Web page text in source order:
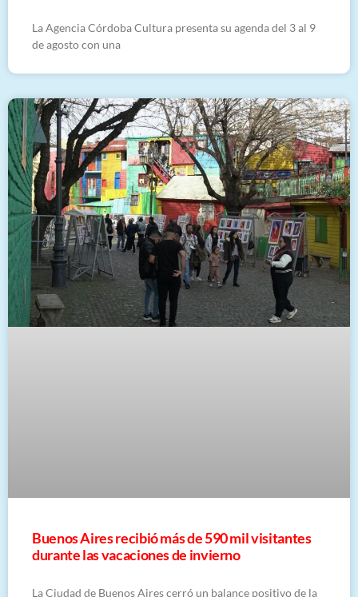
La Agencia Córdoba Cultura presenta su agenda del 3 al 9
de agosto con una
Buenos Aires recibió más de 590 mil visitantes
durante las vacaciones de invierno
La Ciudad de Buenos Aires cerró un balance positivo de la